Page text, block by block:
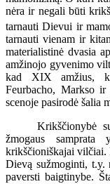
nėra ir negali būti
tarnauti Dievui ir
tarnauti vienam ir
materialistinė dvasia
amžinojo gyvenimo
kad XIX amžius,
Feurbacho, Markso ir
scenoje pasirodė šalia
Krikščionybė
žmogaus
krikščioniškajai vilčiai.
Dievą sužmoginti, t.y.
paversti baigtinybe.